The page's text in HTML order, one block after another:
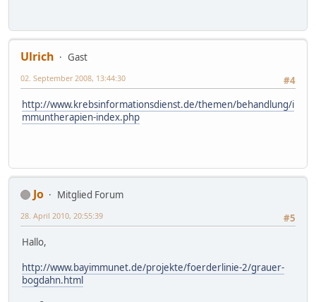
Ulrich
Gast
#4
02. September 2008, 13:44:30
http://www.krebsinformationsdienst.de/themen/behandlung/i
mmuntherapien-index.php
Jo
Mitglied Forum
#5
28. April 2010, 20:55:39
Hallo,
http://www.bayimmunet.de/projekte/foerderlinie-2/grauer-
bogdahn.html